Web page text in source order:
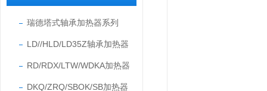
瑞德塔式轴承加热器系列
LD//HLD/LD35Z轴承加热器
RD/RDX/LTW/WDKA加热器
DKQ/ZRQ/SBOK/SB加热器